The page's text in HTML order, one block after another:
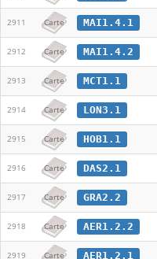
2911 Carte MAI1.4.1
2912 Carte MAI1.4.2
2913 Carte MCT1.1
2914 Carte LON3.1
2915 Carte HOB1.1
2916 Carte DAS2.1
2917 Carte GRA2.2
2918 Carte AER1.2.2
2919 Carte AER1.2.1